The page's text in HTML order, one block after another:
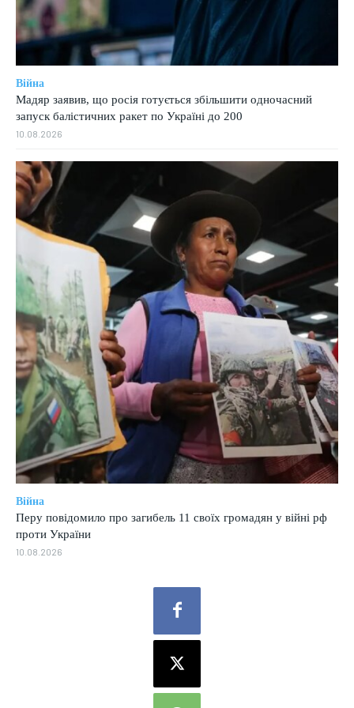
Війна
Мадяр заявив, що росія готується збільшити одночасний
запуск балістичних ракет по Україні до 200
10.08.2026
Війна
Перу повідомило про загибель 11 своїх громадян у війні рф
проти України
10.08.2026